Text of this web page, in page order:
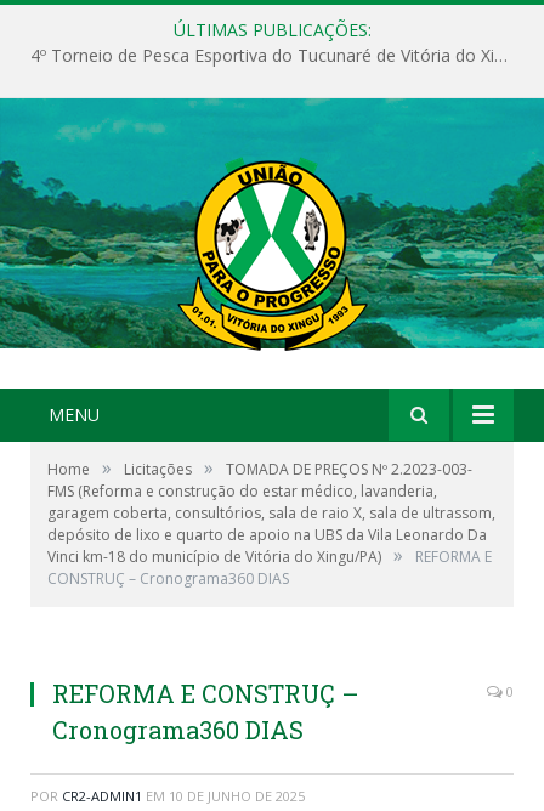
ÚLTIMAS PUBLICAÇÕES:
4º Torneio de Pesca Esportiva do Tucunaré de Vitória do Xingu
MENU
Home » Licitações »
TOMADA DE PREÇOS Nº 2.2023-003-
FMS (Reforma e construção do estar médico, lavanderia,
garagem coberta, consultórios, sala de raio X, sala de ultrassom,
depósito de lixo e quarto de apoio na UBS da Vila Leonardo Da
Vinci km-18 do município de Vitória do Xingu/PA) »
REFORMA E
CONSTRUÇ – Cronograma360 DIAS
REFORMA E CONSTRUÇ –
Cronograma360 DIAS
0
POR CR2-ADMIN1 EM 10 DE JUNHO DE 2025